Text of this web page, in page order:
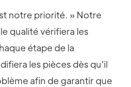
notre priorité. » Notre
qualité vérifiera les
étape de la
les pièces dès qu'il
afin de garantir que